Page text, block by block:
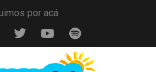
por acá